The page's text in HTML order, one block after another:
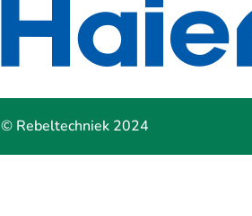
© Rebeltechniek 2024